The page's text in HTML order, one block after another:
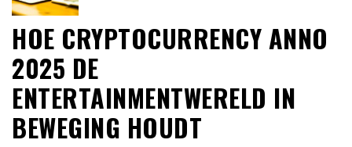
HOE CRYPTOCURRENCY ANNO
2025 DE
ENTERTAINMENTWERELD IN
BEWEGING HOUDT